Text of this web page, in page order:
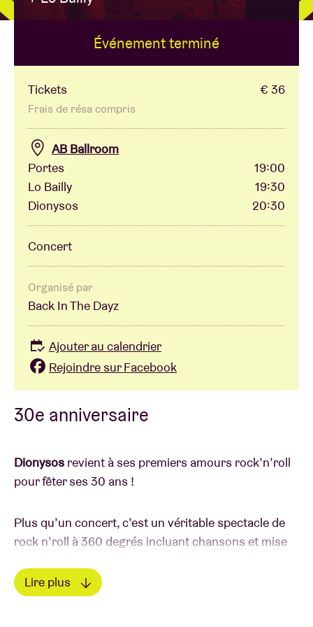
Location de salles
BRDCST
ABtv
Chèque-concert
À propos de l'AB
Contact
30e anniversaire
Dionysos revient à ses premiers amours rock’n’roll
pour fêter ses 30 ans !
Plus qu’un concert, c’est un véritable spectacle de
rock n’roll à 360 degrés incluant chansons et mise
l’histoire du groupe.
Lire plus
Événement terminé
Tickets € 36
Frais de résa compris
AB Ballroom
Portes
19:00
Lo Bailly
19:30
Dionysos
20:30
Concert
Organisé par
Back In The Dayz
Ajouter au calendrier
Rejoindre sur Facebook